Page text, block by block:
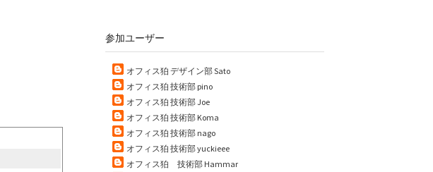
参加ユーザー
オフィス狛 デザイン部 Sato
オフィス狛 技術部 pino
オフィス狛 技術部 Joe
オフィス狛 技術部 Koma
オフィス狛 技術部 nago
オフィス狛 技術部 yuckieee
オフィス狛 技術部 Hammar